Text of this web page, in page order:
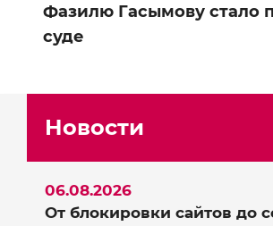
Фазилю Гасымову стало
суде
Новости
От блокировки сайтов до
06.08.2026